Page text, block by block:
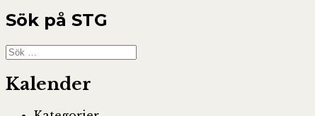
Sök på STG
Sök
efter:
Kalender